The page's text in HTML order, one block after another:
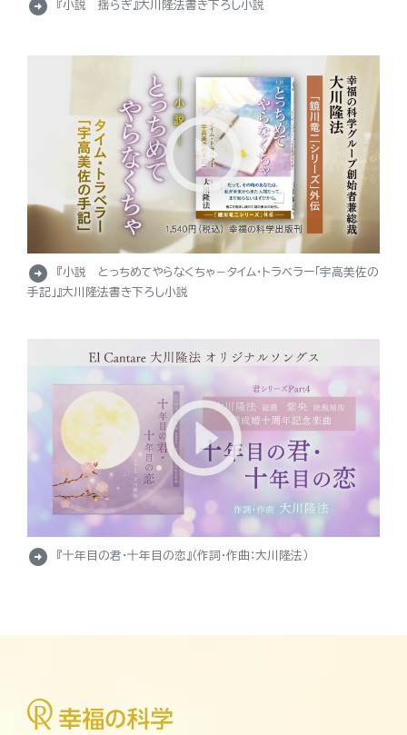
arrow_circle_right 『小説 揺らぎ』大川隆法書き下ろし小説
arrow_circle_right
『小説 とっちめてやらなくちゃ－タイム・トラベラー「宇高美佐の
手記」』大川隆法書き下ろし小説
arrow_circle_right 『十年目の君・十年目の恋』（作詞・作曲：大川隆法）